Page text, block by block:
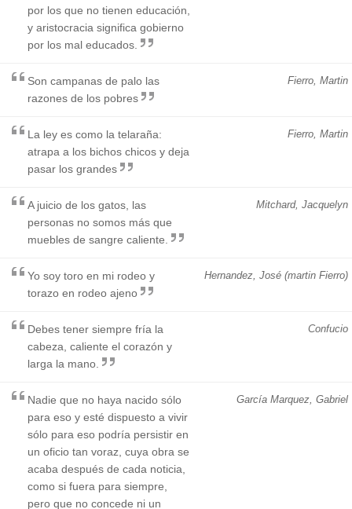
por los que no tienen educación,
y aristocracia significa gobierno
por los mal educados.
Fierro, Martin
Son campanas de palo las
razones de los pobres
Fierro, Martin
La ley es como la telaraña:
atrapa a los bichos chicos y deja
pasar los grandes
Mitchard, Jacquelyn
A juicio de los gatos, las
personas no somos más que
muebles de sangre caliente.
Hernandez, José (martin Fierro)
Yo soy toro en mi rodeo y
torazo en rodeo ajeno
Confucio
Debes tener siempre fría la
cabeza, caliente el corazón y
larga la mano.
García Marquez, Gabriel
Nadie que no haya nacido sólo
para eso y esté dispuesto a vivir
sólo para eso podría persistir en
un oficio tan voraz, cuya obra se
acaba después de cada noticia,
como si fuera para siempre,
pero que no concede ni un